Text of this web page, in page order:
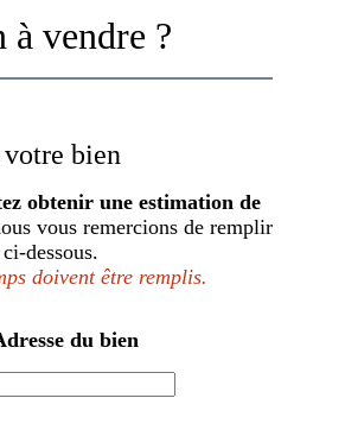
à vendre ?
bien
obtenir une estimation de
vous remercions de remplir
dessous.
doivent être remplis.
du bien